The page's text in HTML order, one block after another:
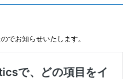
でお知らせいたします。